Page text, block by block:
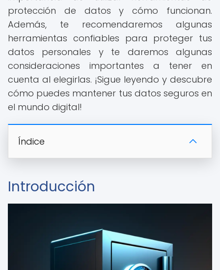
protección de datos y cómo funcionan.
Además, te recomendaremos algunas
herramientas confiables para proteger tus
datos personales y te daremos algunas
consideraciones importantes a tener en
cuenta al elegirlas. ¡Sigue leyendo y descubre
cómo puedes mantener tus datos seguros en
el mundo digital!
Índice
Introducción